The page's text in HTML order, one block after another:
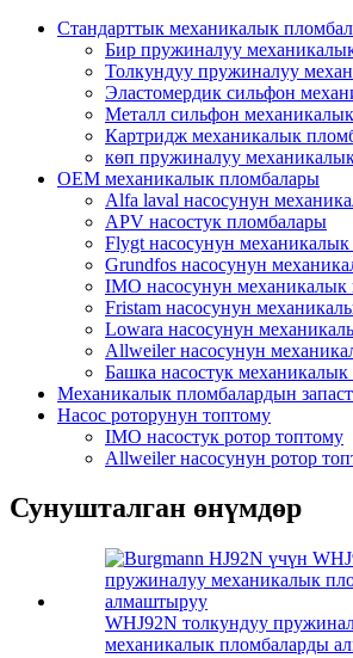
Стандарттык механикалык
Бир пружиналуу
Толкундуу пружиналуу
Эластомердик сильфон
Металл сильфон
Картридж механикалык
көп пружиналуу
OEM механикалык пломбалары
Alfa laval насосунун
APV насостук пломбалары
Flygt насосунун
Grundfos насосунун
IMO насосунун
Fristam насосунун
Lowara насосунун
Allweiler насосунун
Башка насостук механикалык
Механикалык пломбалардын
Насос роторунун топтому
IMO насостук ротор топтому
Allweiler насосунун ротор
Сунушталган өнүмдөр
WHJ92N толкундуу
механикалык пломбаларды